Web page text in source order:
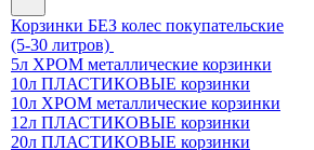
Корзинки БЕЗ колес покупательские
(5-30 литров)
5л ХРОМ металлические корзинки
10л ПЛАСТИКОВЫЕ корзинки
10л ХРОМ металлические корзинки
12л ПЛАСТИКОВЫЕ корзинки
20л ПЛАСТИКОВЫЕ корзинки